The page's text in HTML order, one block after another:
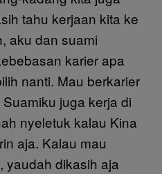
tahu kerjaan kita ke
aku dan suami
karier apa
nanti. Mau berkarier
juga kerja di
nyeletuk kalau Kina
aja. Kalau mau
yaudah dikasih aja